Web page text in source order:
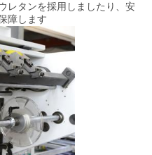
レタンを採用しましたり、安
障します